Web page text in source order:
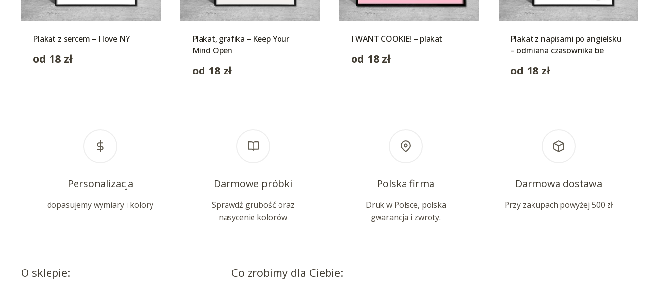
Plakat z sercem – I love NY
od 18 zł
Plakat, grafika – Keep Your
Mind Open
od 18 zł
I WANT COOKIE! – plakat
od 18 zł
Plakat z napisami po angielsku
– odmiana czasownika be
od 18 zł
Personalizacja
dopasujemy wymiary i kolory
Darmowe próbki
Sprawdź grubość oraz
nasycenie kolorów
Polska firma
Druk w Polsce, polska
gwarancja i zwroty.
Darmowa dostawa
Przy zakupach powyżej 500 zł
O sklepie: Co zrobimy dla Ciebie: